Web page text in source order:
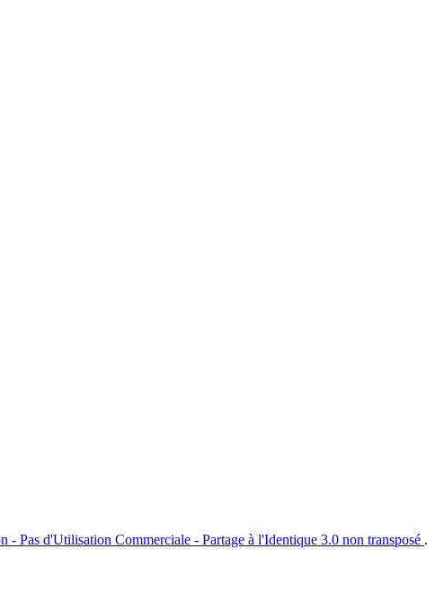
- Pas d'Utilisation Commerciale - Partage à l'Identique 3.0 non transposé .